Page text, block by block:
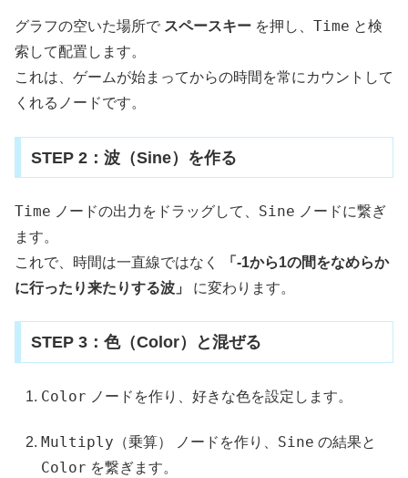
グラフの空いた場所で スペースキー を押し、 Time と検
索して配置します。
これは、ゲームが始まってからの時間を常にカウントして
くれるノードです。
STEP 2：波（Sine）を作る
Time ノードの出力をドラッグして、 Sine ノードに繋ぎ
ます。
これで、時間は一直線ではなく
「-1から1の間をなめらか
に行ったり来たりする波」
に変わります。
STEP 3：色（Color）と混ぜる
Color ノードを作り、好きな色を設定します。
Multiply（乗算） ノードを作り、 Sine の結果と
Color を繋ぎます。